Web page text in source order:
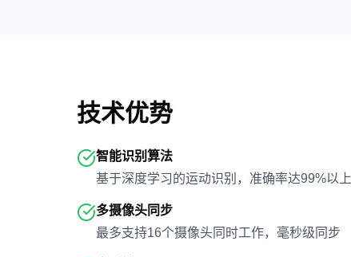
技术优势
智能识别算法
基于深度学习的运动识别，准确率达99%以上
多摄像头同步
最多支持16个摄像头同时工作，毫秒级同步